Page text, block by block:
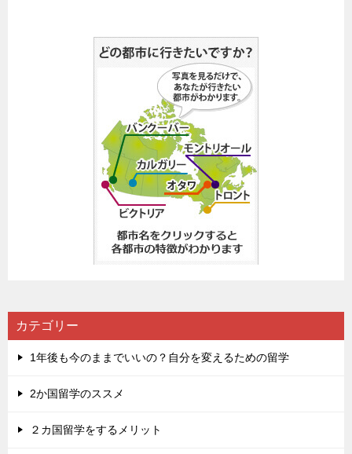
カテゴリー
1年後も今のままでいいの？自分を変えるための留学
2か国留学のススメ
２カ国留学をするメリット